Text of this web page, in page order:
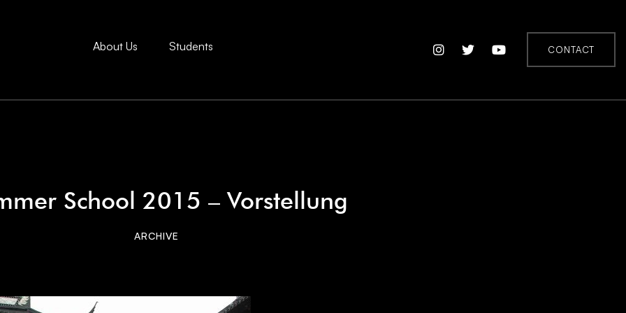
About Us Students CONTACT
School 2015 – Vorstellung
ARCHIVE